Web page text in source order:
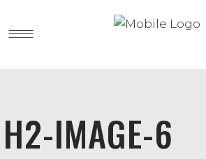
H2-IMAGE-6